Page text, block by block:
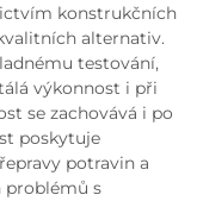
konstrukčních
alternativ.
testování,
výkonnost i při
se zachovává i po
poskytuje
potravin a
problémů s